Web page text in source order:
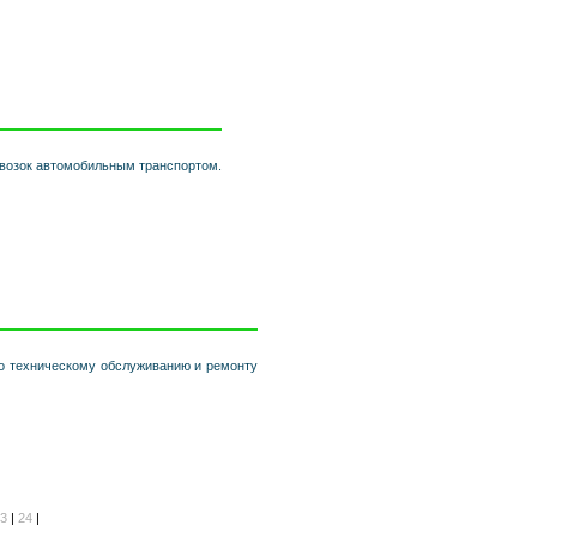
автомобильным транспортом.
обслуживанию и ремонту
| 24 |